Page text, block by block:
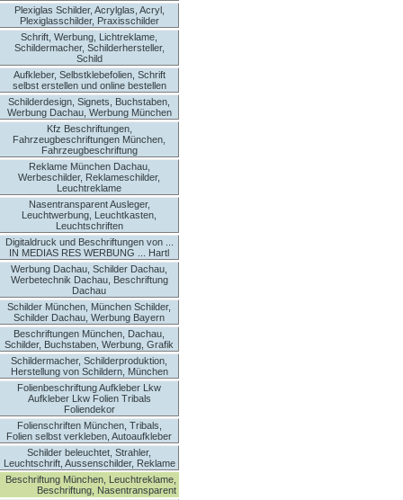
Plexiglas Schilder, Acrylglas, Acryl,
Plexiglasschilder, Praxisschilder
Schrift, Werbung, Lichtreklame,
Schildermacher, Schilderhersteller,
Schild
Aufkleber, Selbstklebefolien, Schrift
selbst erstellen und online bestellen
Schilderdesign, Signets, Buchstaben,
Werbung Dachau, Werbung München
Kfz Beschriftungen,
Fahrzeugbeschriftungen München,
Fahrzeugbeschriftung
Reklame München Dachau,
Werbeschilder, Reklameschilder,
Leuchtreklame
Nasentransparent Ausleger,
Leuchtwerbung, Leuchtkasten,
Leuchtschriften
Digitaldruck und Beschriftungen von ...
IN MEDIAS RES WERBUNG ... Hartl
Werbung Dachau, Schilder Dachau,
Werbetechnik Dachau, Beschriftung
Dachau
Schilder München, München Schilder,
Schilder Dachau, Werbung Bayern
Beschriftungen München, Dachau,
Schilder, Buchstaben, Werbung, Grafik
Schildermacher, Schilderproduktion,
Herstellung von Schildern, München
Folienbeschriftung Aufkleber Lkw
Aufkleber Lkw Folien Tribals
Foliendekor
Folienschriften München, Tribals,
Folien selbst verkleben, Autoaufkleber
Schilder beleuchtet, Strahler,
Leuchtschrift, Aussenschilder, Reklame
Beschriftung München, Leuchtreklame,
Beschriftung, Nasentransparent